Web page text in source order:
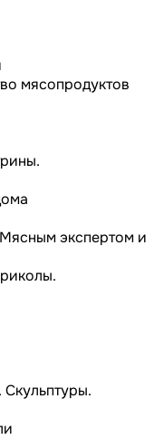
мясопродуктов
экспертом и
Скульптуры.